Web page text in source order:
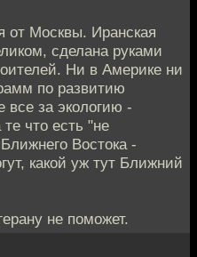
от Москвы. Иранская
сделана руками
Ни в Америке ни
по развитию
все за экологию -
что есть "не
Востока -
какой уж тут Ближний
не поможет.